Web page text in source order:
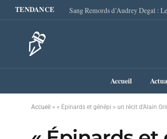
TENDANCE
Accueil
Accueil » « Épinards et génépi » un récit d’Alain